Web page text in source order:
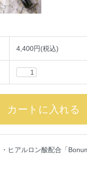
4,400円(税込)
ヒアルロン酸配合「